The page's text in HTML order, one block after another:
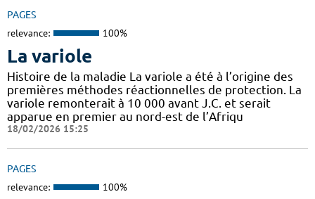
PAGES
relevance: 100%
La variole
Histoire de la maladie La variole a été à l’origine des
premières méthodes réactionnelles de protection. La
variole remonterait à 10 000 avant J.C. et serait
apparue en premier au nord-est de l’Afriqu
18/02/2026 15:25
PAGES
relevance: 100%